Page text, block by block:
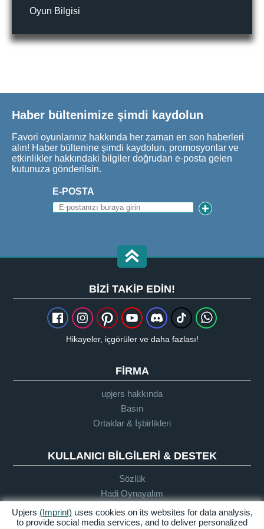
Oyun Bilgisi
Haber bültenimize şimdi kaydolun
Favori oyunlarınız hakkında her zaman en son haberleri
alın! Haber bültenine şimdi kaydolun, promosyonlar ve
etkinlikler hakkındaki bilgiler doğrudan e-posta gelen
kutunuza gönderilsin.
E-POSTA
BIZI TAKIP EDIN!
Hikayeler, içgörüler ve daha fazlası!
FIRMA
upjers hakkında
Basın
Ortaklar & İşbirlikleri
KULLANICI BILGILERI & DESTEK
Sözlük
Hadi Oynayalım
Destek
Upjers (Imprint) uses cookies on its websites for data analysis,
to provide social media services, and to deliver personalized